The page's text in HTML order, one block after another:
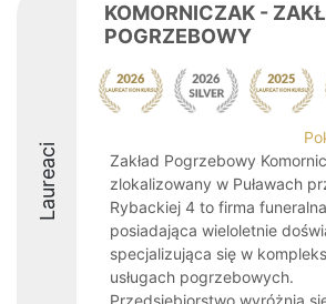
Laureaci
KOMORNICZAK -
POGRZEBOWY
Zakład Pogrzebowy
zlokalizowany w Puławach
Rybackiej 4 to firma funeralna
posiadająca wieloletnie
specjalizująca się w
usługach pogrzebowych.
Przedsiębiorstwo wyróżnia